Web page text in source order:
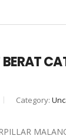
Category: